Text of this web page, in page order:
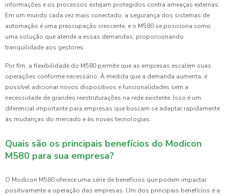
informações e os processos estejam protegidos contra ameaças externas.
Em um mundo cada vez mais conectado, a segurança dos sistemas de
automação é uma preocupação crescente, e o M580 se posiciona como
uma solução que atende a essas demandas, proporcionando
tranquilidade aos gestores.
Por fim, a flexibilidade do M580 permite que as empresas escalem suas
operações conforme necessário. À medida que a demanda aumenta, é
possível adicionar novos dispositivos e funcionalidades sem a
necessidade de grandes reestruturações na rede existente. Isso é um
diferencial importante para empresas que buscam se adaptar rapidamente
às mudanças do mercado e às novas tecnologias.
Quais são os principais benefícios do Modicon
M580 para sua empresa?
O Modicon M580 oferece uma série de benefícios que podem impactar
positivamente a operação das empresas. Um dos principais benefícios é a